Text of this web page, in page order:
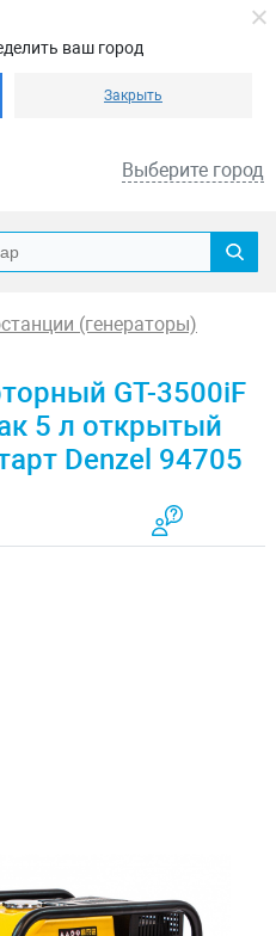
ваш город
Закрыть
Выберите город
(генераторы)
GT-3500iF
5 л открытый
Denzel 94705